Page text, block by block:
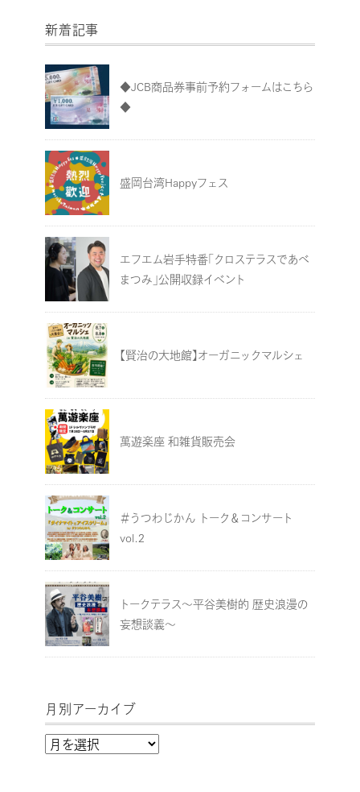
新着記事
◆JCB商品券事前予約フォームはこちら
◆
盛岡台湾Happyフェス
エフエム岩手特番「クロステラスであべ
まつみ」公開収録イベント
【賢治の大地館】オーガニックマルシェ
萬遊楽座 和雑貨販売会
＃うつわじかん トーク＆コンサート
vol.2
トークテラス～平谷美樹的 歴史浪漫の
妄想談義～
月別アーカイブ
月